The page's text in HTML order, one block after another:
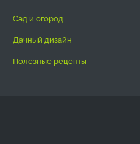
сад и огород
дачный дизайн
полезные рецепты